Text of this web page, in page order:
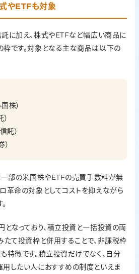
やETFも対象
に加え、株式やETFなど幅広い商品に
です。対象となる主な商品は以下の
株）
託）
部の米国株やETFの売買手数料が無
革命の対象としてコストを抑えながら
なっており、積立投資と一括投資の両
たて投資枠と併用することで、非課税枠
特徴です。積立投資だけでなく、自分
したい人におすすめの制度といえま